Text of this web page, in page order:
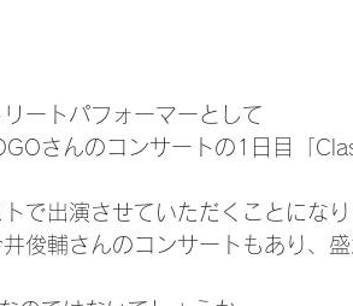
ートパフォーマーとして
さんのコンサートの1日目「
で出演させていただくことにな
俊輔さんのコンサートもあり、